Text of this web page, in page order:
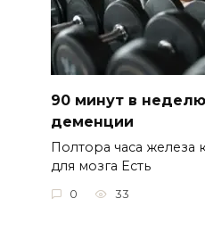
90 минут в
деменции
Полтора часа железа
для мозга Есть
0 33